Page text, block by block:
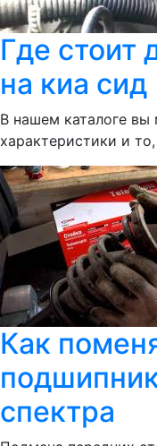
Где стоит
на киа сид
В нашем каталоге
характеристики и
Как
спектра